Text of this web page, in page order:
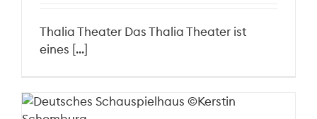
Thalia Theater Das Thalia Theater ist
eines [...]